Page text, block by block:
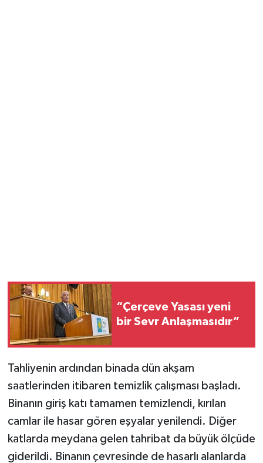
“Çerçeve Yasası yeni
bir Sevr Anlaşmasıdır”
Tahliyenin ardından binada dün akşam
saatlerinden itibaren temizlik çalışması başladı.
Binanın giriş katı tamamen temizlendi, kırılan
camlar ile hasar gören eşyalar yenilendi. Diğer
katlarda meydana gelen tahribat da büyük ölçüde
giderildi. Binanın çevresinde de hasarlı alanlarda